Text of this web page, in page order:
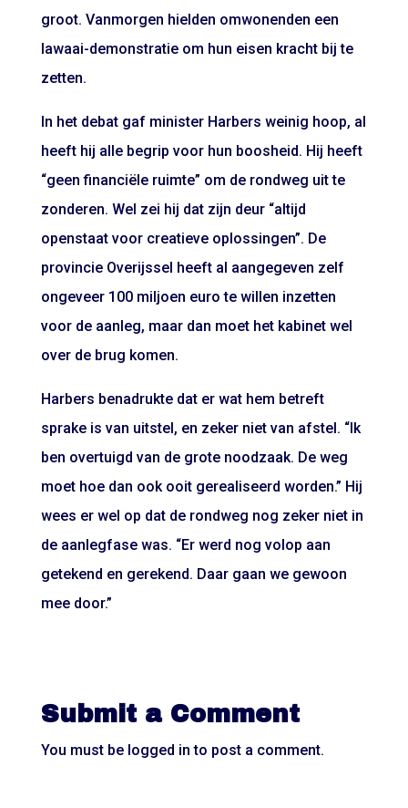
groot. Vanmorgen hielden omwonenden een
lawaai-demonstratie om hun eisen kracht bij te
zetten.
In het debat gaf minister Harbers weinig hoop, al
heeft hij alle begrip voor hun boosheid. Hij heeft
“geen financiële ruimte” om de rondweg uit te
zonderen. Wel zei hij dat zijn deur “altijd
openstaat voor creatieve oplossingen”. De
provincie Overijssel heeft al aangegeven zelf
ongeveer 100 miljoen euro te willen inzetten
voor de aanleg, maar dan moet het kabinet wel
over de brug komen.
Harbers benadrukte dat er wat hem betreft
sprake is van uitstel, en zeker niet van afstel. “Ik
ben overtuigd van de grote noodzaak. De weg
moet hoe dan ook ooit gerealiseerd worden.” Hij
wees er wel op dat de rondweg nog zeker niet in
de aanlegfase was. “Er werd nog volop aan
getekend en gerekend. Daar gaan we gewoon
mee door.”
Submit a Comment
You must be logged in to post a comment.